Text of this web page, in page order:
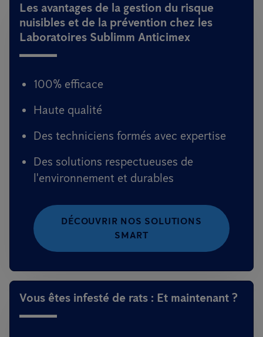
Les avantages de la gestion du risque
nuisibles et de la prévention chez les
Laboratoires Sublimm Anticimex
100% efficace
Haute qualité
Des techniciens formés avec expertise
Des solutions respectueuses de
l'environnement et durables
DÉCOUVRIR NOS SOLUTIONS
SMART
Vous êtes infesté de rats : Et maintenant ?